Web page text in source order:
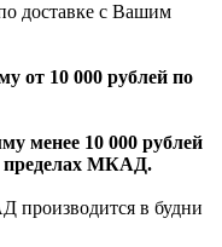
доставке с Вашим
от 10 000 рублей по
менее 10 000 рублей
пределах МКАД.
производится в будни